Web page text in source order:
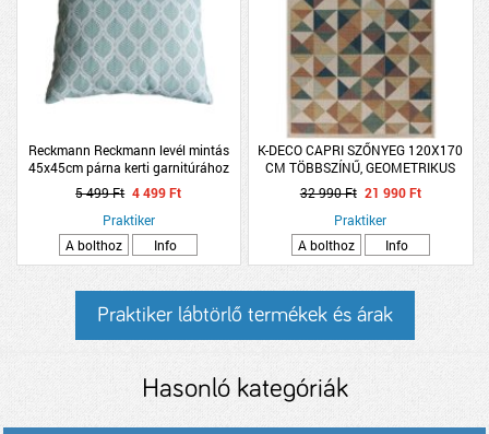
Reckmann Reckmann levél mintás
45x45cm párna kerti garnitúrához
5 499 Ft 4 499 Ft
Praktiker
A bolthoz
Info
K-DECO CAPRI SZŐNYEG 120X170
CM TÖBBSZÍNŰ, GEOMETRIKUS
MINTA
32 990 Ft 21 990 Ft
Praktiker
A bolthoz
Info
Praktiker lábtörlő termékek és árak
Hasonló kategóriák